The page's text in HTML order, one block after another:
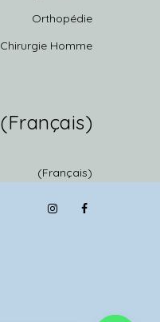
Orthopédie
Chirurgie Homme
(Français) Follow Us
(Français)